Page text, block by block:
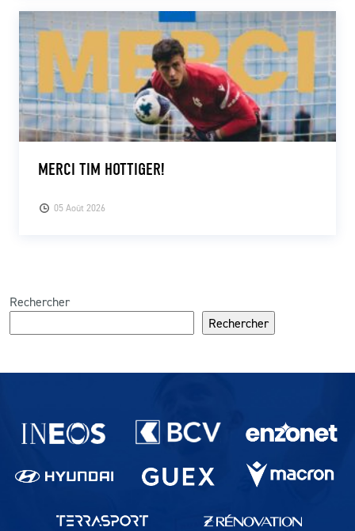
05 Août 2026
MERCI TIM HOTTIGER!
Rechercher
Rechercher
Partenaires du lausanne-Sport